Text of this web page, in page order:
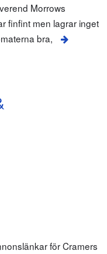
Morrows
finfint men lagrar inget
bra,
för Cramers